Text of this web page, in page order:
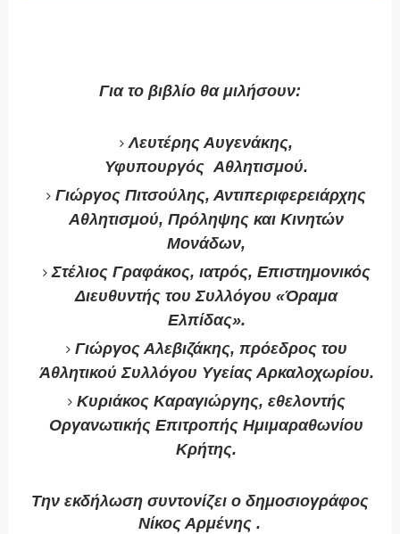
Για το βιβλίο θα μιλήσουν:
Λευτέρης Αυγενάκης,
Υφυπουργός Αθλητισμού.
Γιώργος Πιτσούλης, Αντιπεριφερειάρχης
Αθλητισμού, Πρόληψης και Κινητών
Μονάδων,
Στέλιος Γραφάκος, ιατρός, Επιστημονικός
Διευθυντής του Συλλόγου «Όραμα
Ελπίδας».
Γιώργος Αλεβιζάκης, πρόεδρος του
Άθλητικού Συλλόγου Υγείας Αρκαλοχωρίου.
Κυριάκος Καραγιώργης, εθελοντής
Οργανωτικής Επιτροπής Ημιμαραθωνίου
Κρήτης.
Την εκδήλωση συντονίζει ο δημοσιογράφος
Νίκος Αρμένης .